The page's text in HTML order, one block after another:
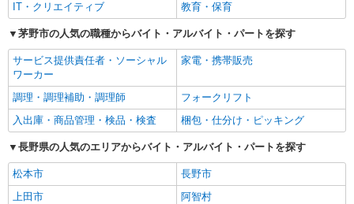
IT・クリエイティブ
教育・保育
茅野市の人気の職種からバイト・アルバイト・パートを探す
サービス提供責任者・ソーシャル
ワーカー
家電・携帯販売
調理・調理補助・調理師
フォークリフト
入出庫・商品管理・検品・検査
梱包・仕分け・ピッキング
長野県の人気のエリアからバイト・アルバイト・パートを探す
松本市
長野市
上田市
阿智村